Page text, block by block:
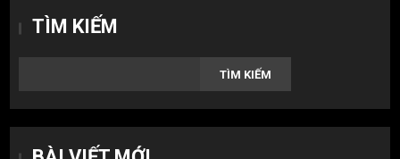
TÌM KIẾM
TÌM KIẾM